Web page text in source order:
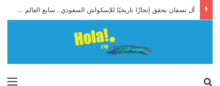
آل نصفان يحقق إنجازًا تاريخيًا للإسكواش السعودي.. سابع العالم وأول آسيوي يبلغ ربع نهائي بطولة العالم للشباب